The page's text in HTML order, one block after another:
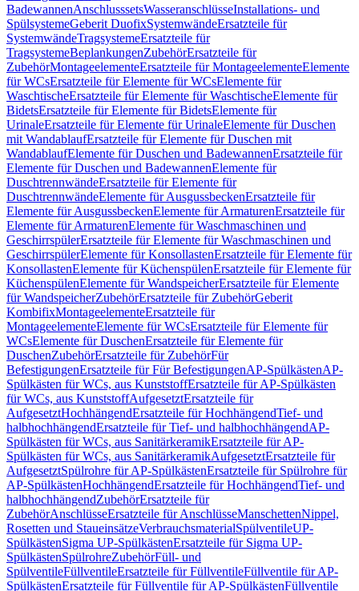
BadewannenAnschlusssetsWasseranschlüsseInstallations- und
SpülsystemeGeberit DuofixSystemwändeErsatzteile für
SystemwändeTragsystemeErsatzteile für
TragsystemeBeplankungenZubehörErsatzteile für
ZubehörMontageelementeErsatzteile für MontageelementeElemente
für WCsErsatzteile für Elemente für WCsElemente für
WaschtischeErsatzteile für Elemente für WaschtischeElemente für
BidetsErsatzteile für Elemente für BidetsElemente für
UrinaleErsatzteile für Elemente für UrinaleElemente für Duschen
mit WandablaufErsatzteile für Elemente für Duschen mit
WandablaufElemente für Duschen und BadewannenErsatzteile für
Elemente für Duschen und BadewannenElemente für
DuschtrennwändeErsatzteile für Elemente für
DuschtrennwändeElemente für AusgussbeckenErsatzteile für
Elemente für AusgussbeckenElemente für ArmaturenErsatzteile für
Elemente für ArmaturenElemente für Waschmaschinen und
GeschirrspülerErsatzteile für Elemente für Waschmaschinen und
GeschirrspülerElemente für KonsollastenErsatzteile für Elemente für
KonsollastenElemente für KüchenspülenErsatzteile für Elemente für
KüchenspülenElemente für WandspeicherErsatzteile für Elemente
für WandspeicherZubehörErsatzteile für ZubehörGeberit
KombifixMontageelementeErsatzteile für
MontageelementeElemente für WCsErsatzteile für Elemente für
WCsElemente für DuschenErsatzteile für Elemente für
DuschenZubehörErsatzteile für ZubehörFür
BefestigungenErsatzteile für Für BefestigungenAP-SpülkästenAP-
Spülkästen für WCs, aus KunststoffErsatzteile für AP-Spülkästen
für WCs, aus KunststoffAufgesetztErsatzteile für
AufgesetztHochhängendErsatzteile für HochhängendTief- und
halbhochhängendErsatzteile für Tief- und halbhochhängendAP-
Spülkästen für WCs, aus SanitärkeramikErsatzteile für AP-
Spülkästen für WCs, aus SanitärkeramikAufgesetztErsatzteile für
AufgesetztSpülrohre für AP-SpülkästenErsatzteile für Spülrohre für
AP-SpülkästenHochhängendErsatzteile für HochhängendTief- und
halbhochhängendZubehörErsatzteile für
ZubehörAnschlüsseErsatzteile für AnschlüsseManschettenNippel,
Rosetten und StaueinsätzeVerbrauchsmaterialSpülventileUP-
SpülkästenSigma UP-SpülkästenErsatzteile für Sigma UP-
SpülkästenSpülrohreZubehörFüll- und
SpülventileFüllventileErsatzteile für FüllventileFüllventile für AP-
SpülkästenErsatzteile für Füllventile für AP-SpülkästenFüllventile